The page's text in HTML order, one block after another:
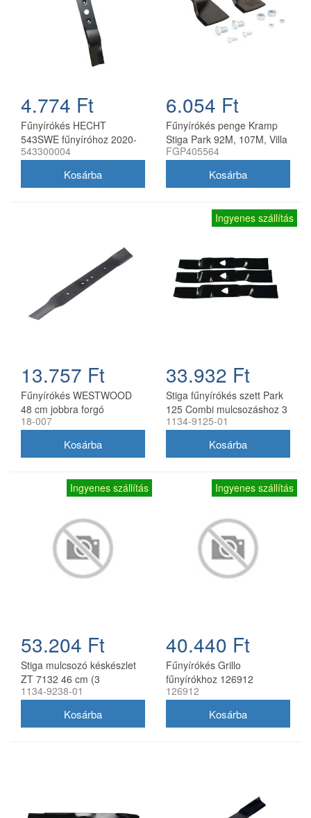
4.774 Ft
Fűnyírókés HECHT
543SWE fűnyíróhoz 2020-
21
543300004
6.054 Ft
Fűnyírókés penge Kramp
Stiga Park 92M, 107M, Villa
92M, 107M 170 mm
FGP405564
13.757 Ft
Fűnyírókés WESTWOOD
48 cm jobbra forgó
18-007
Ingyenes szállítás
33.932 Ft
Stiga fűnyírókés szett Park
125 Combi mulcsozáshoz 3
db
1134-9125-01
Ingyenes szállítás
53.204 Ft
Stiga mulcsozó késkészlet
ZT 7132 46 cm (3
db/csomag) 1134-9238-01
1134-9238-01
Ingyenes szállítás
40.440 Ft
Fűnyírókés Grillo
fűnyírókhoz 126912
126912